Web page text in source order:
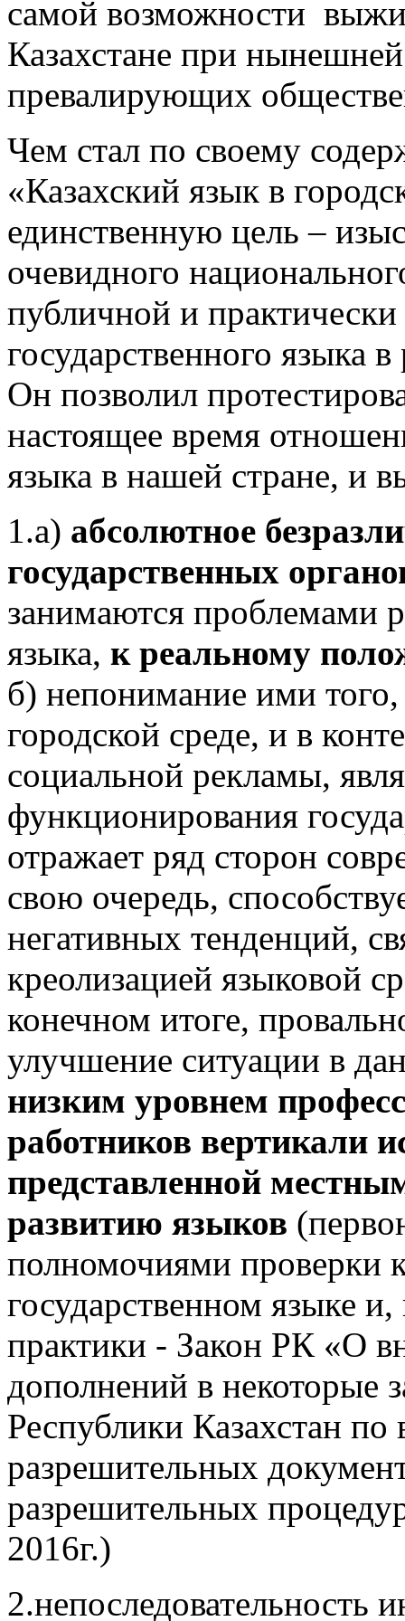
самой возможности
Казахстане при
превалирующих
Чем стал по своему
«Казахский язык в
единственную цель –
очевидного
публичной и практически
государственного языка
Он позволил
настоящее время
языка в нашей стране, и
1.а) абсолютное
государственных
занимаются проблемами
языка, к реальному
б) непонимание ими того,
городской среде, и в
социальной рекламы,
функционирования
отражает ряд сторон
свою очередь,
негативных тенденций,
креолизацией языковой
конечном итоге,
улучшение ситуации в
низким уровнем
работников вертикали
представленной
развитию языков
полномочиями проверки
государственном языке
практики - Закон РК «О
дополнений в некоторые
Республики Казахстан
разрешительных
разрешительных
2016г.)
2.непоследовательность